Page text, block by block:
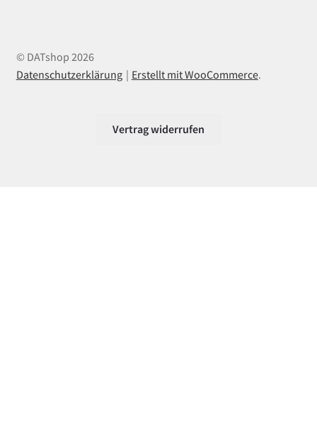
© DATshop 2026
Datenschutzerklärung
Erstellt mit WooCommerce.
Vertrag widerrufen